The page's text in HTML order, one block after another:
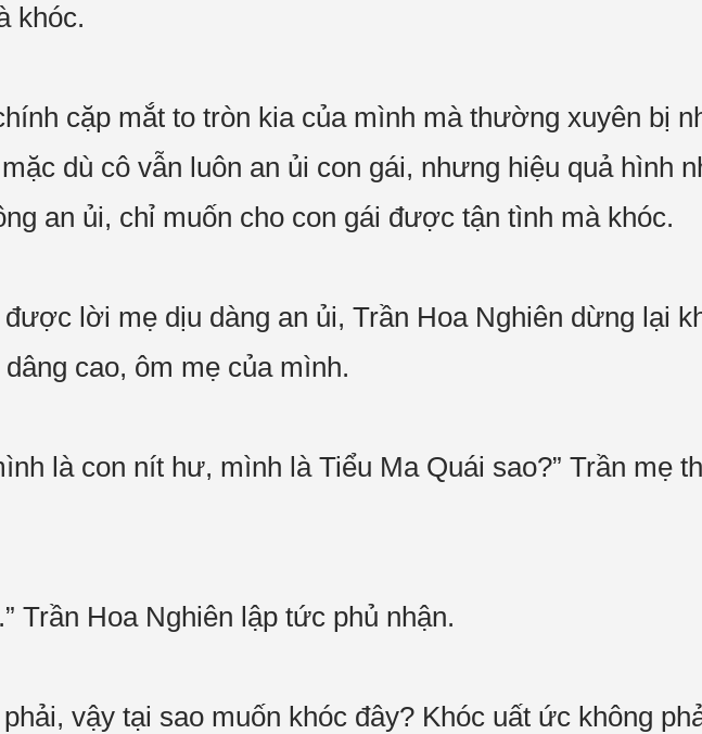
khóc.
cặp mắt to tròn kia của mình mà thường xuyên bị
dù cô vẫn luôn an ủi con gái, nhưng hiệu quả hình
an ủi, chỉ muốn cho con gái được tận tình mà khóc.
lời mẹ dịu dàng an ủi, Trần Hoa Nghiên dừng lại
cao, ôm mẹ của mình.
là con nít hư, mình là Tiểu Ma Quái sao?” Trần mẹ
Trần Hoa Nghiên lập tức phủ nhận.
vậy tại sao muốn khóc đây? Khóc uất ức không